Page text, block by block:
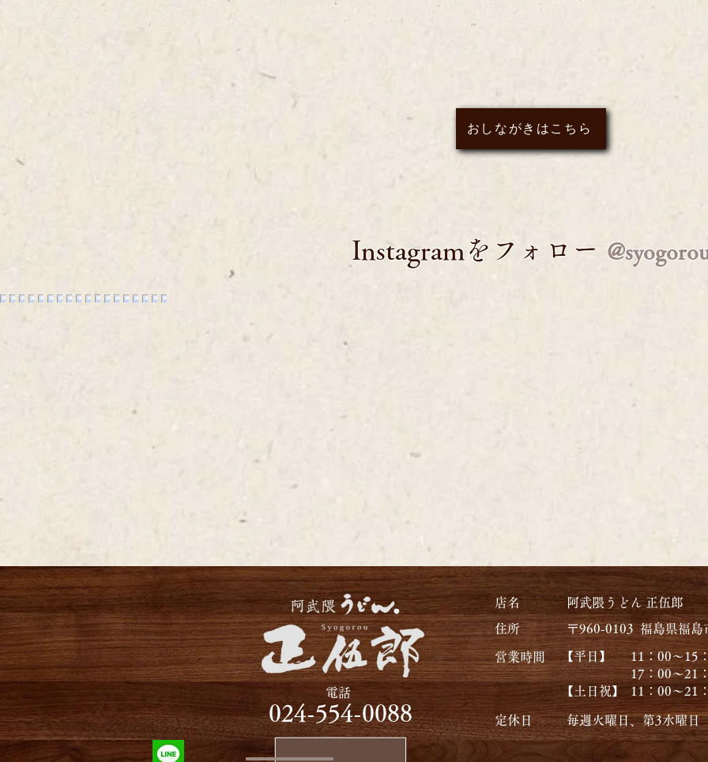
おしながきはこちら
Instagramをフォロー
​024-554-0088
​電話
​店名 ​阿武隈うどん 正伍郎
​住所 ​〒960-0103 福島県福島
​営業時間
【平日】 11：00〜15
17：00〜21：00
【土日祝】 11：00〜21
​定休日 毎週火曜日、第3水曜日